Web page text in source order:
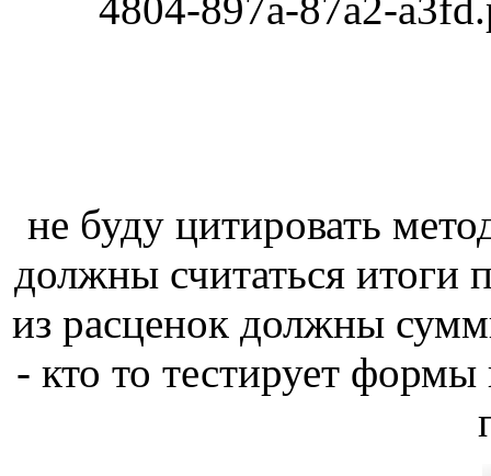
не буду цитировать
должны считаться итоги
из расценок должны
- кто то тестирует